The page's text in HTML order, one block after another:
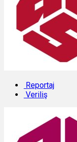
Reportaj
Veriliş